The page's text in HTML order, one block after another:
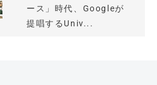
ース」時代、Googleが
提唱するUniv...